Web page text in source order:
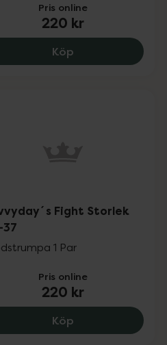
38-41, 340 kr.
Pris online
220 kr
Köp Savvyday´s
Storlek 38-41, 199 kr.
Fight Storlek
1 Par
Pris online
220 kr
Köp Savvyday´s